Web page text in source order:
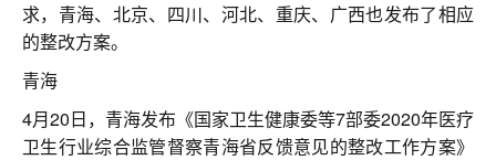
求，青海、北京、四川、河北、重庆、广西也发布了相应
的整改方案。
青海
4月20日，青海发布《国家卫生健康委等7部委2020年医疗
卫生行业综合监管督察青海省反馈意见的整改工作方案》